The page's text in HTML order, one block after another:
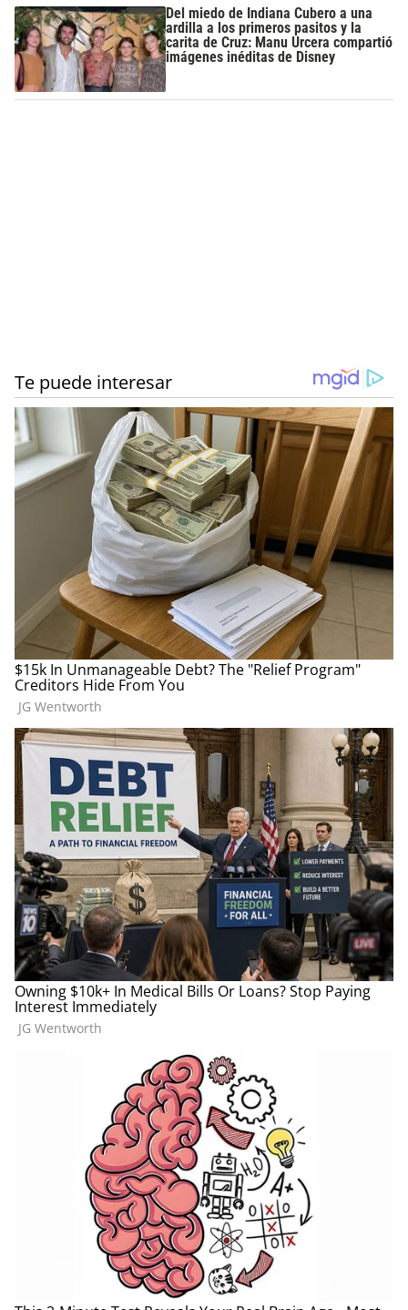
Del miedo de Indiana Cubero a una
ardilla a los primeros pasitos y la
carita de Cruz: Manu Urcera compartió
imágenes inéditas de Disney